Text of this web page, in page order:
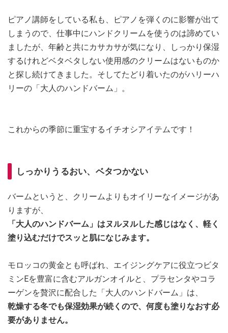
ピアノ講師をしている私も、ピアノを弾くのに影響が出て
しまうので、仕事中にハンドクリームを使うのは諦めてい
ましたが、年齢と共にカサカサが気になり、しっかり保湿
するけれどベタベタしない使用感のクリームはないものか
と探し続けてきました。そしてたどり着いたのがハリーハ
リーの「大人のハンドバーム」。
これからの季節に重宝するイチオシアイテムです！
しっかりうるおい、ベタつかない
バームというと、クリームよりもオイリーなイメージがあ
りますが、
「大人のハンドバーム」はヌルヌルした感じはなく、軽く
塗り込むだけでスッと肌になじみます。
モロッコの黄金とも呼ばれ、エイジングケアに役立つビタ
ミンEを豊富に含むアルガンオイルと、プラセンタやコラ
ーゲンを贅沢に配合した「大人のハンドバーム」は、
乾燥する冬でも保湿効果が続くので、何度も塗りなおす必
要がありません。